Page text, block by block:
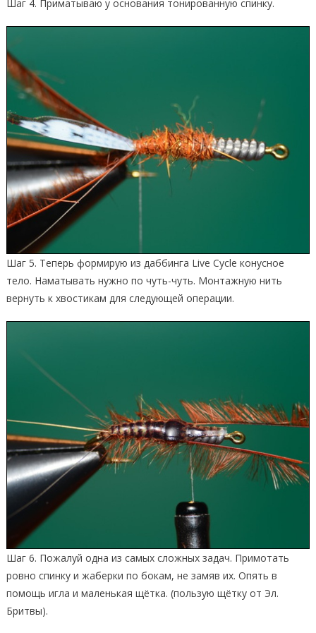
Шаг 4. Приматываю у основания тонированную спинку.
Шаг 5. Теперь формирую из даббинга Live Cycle конусное
тело. Наматывать нужно по чуть-чуть. Монтажную нить
вернуть к хвостикам для следующей операции.
Шаг 6. Пожалуй одна из самых сложных задач. Примотать
ровно спинку и жаберки по бокам, не замяв их. Опять в
помощь игла и маленькая щётка. (пользую щётку от Эл.
Бритвы).